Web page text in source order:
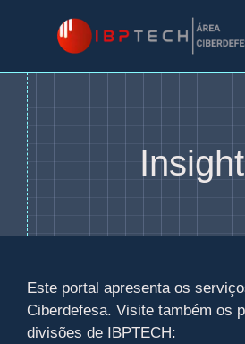
conteúdo
Este portal apresenta os
Ciberdefesa. Visite também os
divisões de IBPTECH: